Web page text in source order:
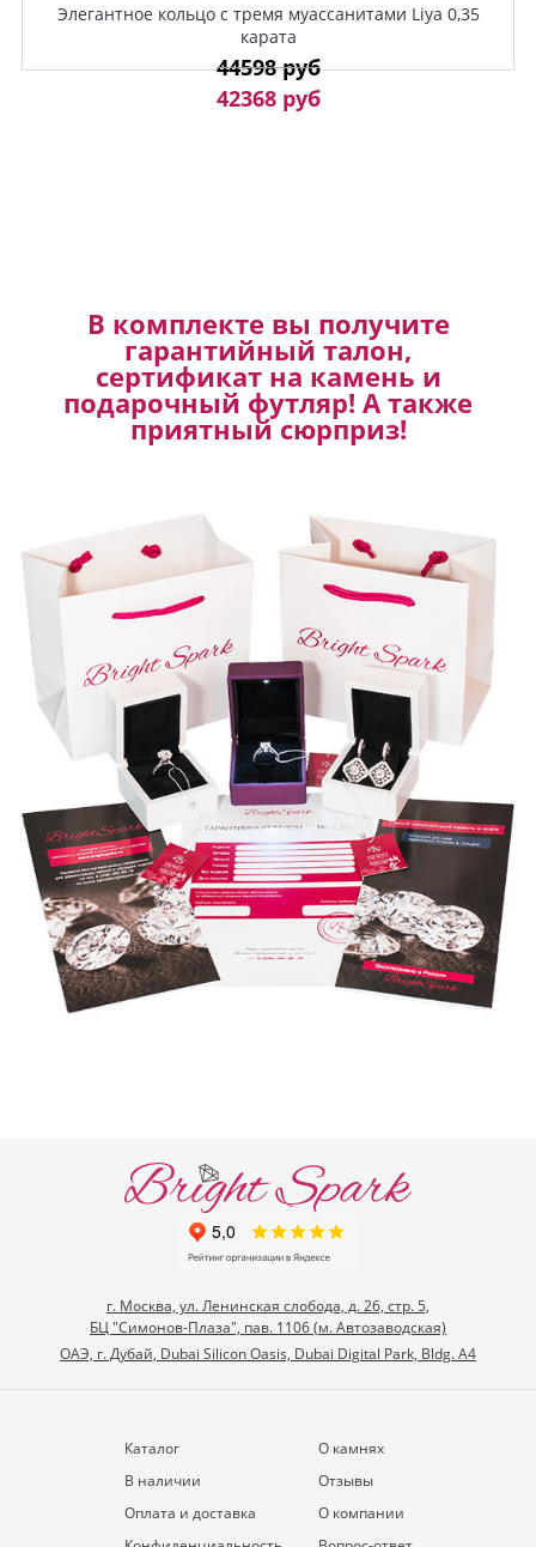
Элегантное кольцо с тремя муассанитами Liya 0,35
карата
44598 руб
42368 руб
В комплекте вы получите
гарантийный талон,
сертификат на камень и
подарочный футляр! А также
приятный сюрприз!
г. Москва, ул. Ленинская слобода, д. 26, стр. 5,
БЦ "Симонов-Плаза", пав. 1106 (м. Автозаводская)
ОАЭ, г. Дубай, Dubai Silicon Oasis, Dubai Digital Park, Bldg. A4
Каталог
В наличии
Оплата и доставка
О камнях
Отзывы
О компании